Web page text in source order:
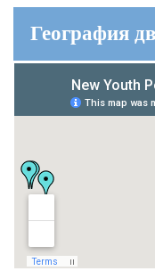
География